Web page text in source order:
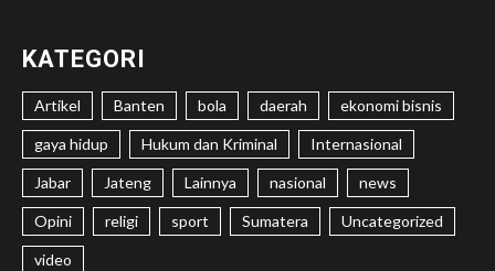
KATEGORI
Artikel Banten bola daerah ekonomi bisnis
gaya hidup Hukum dan Kriminal Internasional
Jabar Jateng Lainnya nasional news
Opini religi sport Sumatera Uncategorized
video